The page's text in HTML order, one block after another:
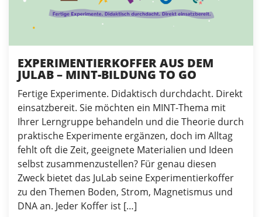
EXPERIMENTIERKOFFER AUS DEM
JULAB – MINT-BILDUNG TO GO
Fertige Experimente. Didaktisch durchdacht. Direkt
einsatzbereit. Sie möchten ein MINT-Thema mit
Ihrer Lerngruppe behandeln und die Theorie durch
praktische Experimente ergänzen, doch im Alltag
fehlt oft die Zeit, geeignete Materialien und Ideen
selbst zusammenzustellen? Für genau diesen
Zweck bietet das JuLab seine Experimentierkoffer
zu den Themen Boden, Strom, Magnetismus und
DNA an. Jeder Koffer ist […]